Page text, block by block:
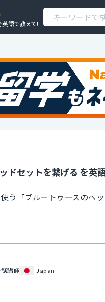
語で教えて!
ドセットを繋げる を英
う「ブルートゥースのヘ
講師
Japan